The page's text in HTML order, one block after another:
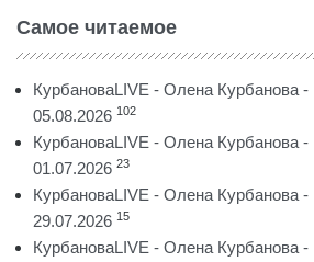
Самое читаемое
КурбановаLIVE - Олена Курбанова -
05.08.2026 102
КурбановаLIVE - Олена Курбанова -
01.07.2026 23
КурбановаLIVE - Олена Курбанова -
29.07.2026 15
КурбановаLIVE - Олена Курбанова -